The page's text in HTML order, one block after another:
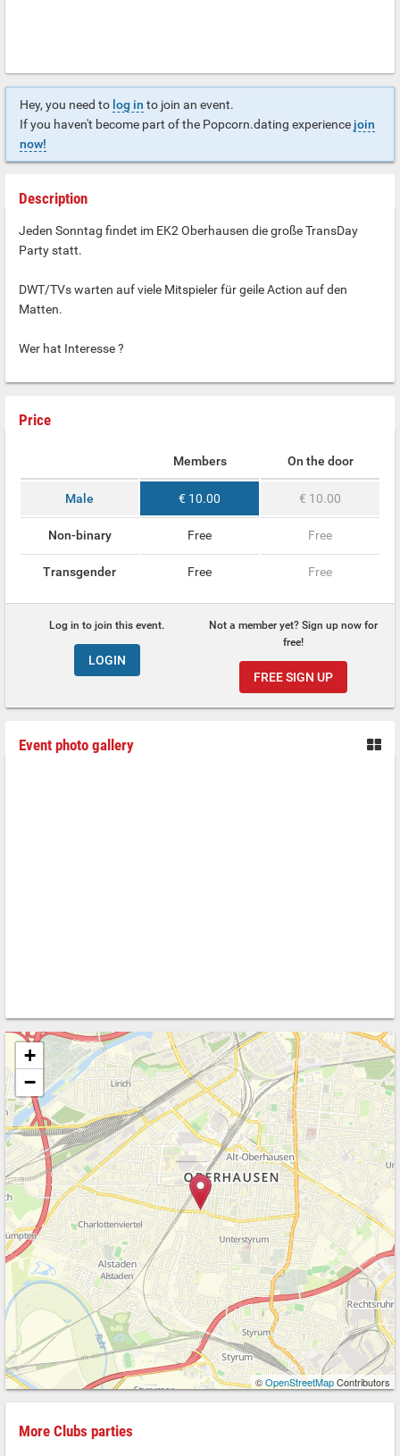
Hey, you need to log in to join an event.
If you haven't become part of the Popcorn.dating experience join
now!
Description
Jeden Sonntag findet im EK2 Oberhausen die große TransDay
Party statt.
DWT/TVs warten auf viele Mitspieler für geile Action auf den
Matten.
Wer hat Interesse ?
Price
Members On the door
Male € 10.00 € 10.00
Non-binary Free Free
Transgender Free Free
Log in to join this event.
LOGIN
Not a member yet? Sign up now for
free!
FREE SIGN UP
Event photo gallery
+
−
©OpenStreetMapContributors
More Clubs parties